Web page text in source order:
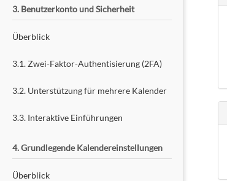
3. Benutzerkonto und Sicherheit
Überblick
3.1. Zwei-Faktor-Authentisierung (2FA)
3.2. Unterstützung für mehrere Kalender
3.3. Interaktive Einführungen
4. Grundlegende Kalendereinstellungen
Überblick